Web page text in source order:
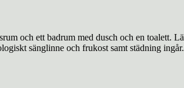
och ett badrum med dusch och en toalett.
sänglinne och frukost samt städning ingår.